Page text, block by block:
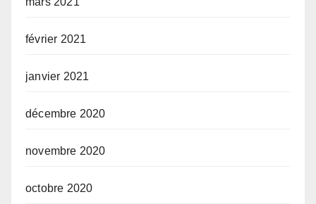
février 2021
janvier 2021
décembre 2020
novembre 2020
octobre 2020